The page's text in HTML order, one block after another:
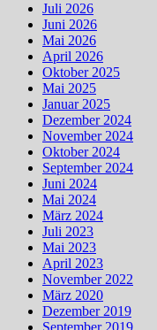
Juli 2026
Juni 2026
Mai 2026
April 2026
Oktober 2025
Mai 2025
Januar 2025
Dezember 2024
November 2024
Oktober 2024
September 2024
Juni 2024
Mai 2024
März 2024
Juli 2023
Mai 2023
April 2023
November 2022
März 2020
Dezember 2019